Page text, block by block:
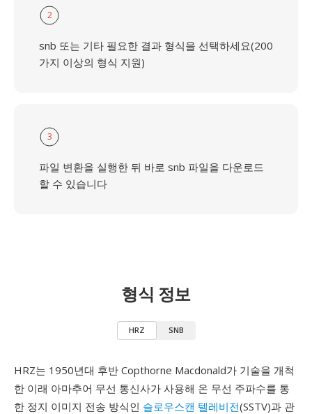
2
snb 또는 기타 필요한 결과 형식을 선택하세요(200
가지 이상의 형식 지원)
3
파일 변환을 실행한 뒤 바로 snb 파일을 다운로드
할 수 있습니다
형식 정보
HRZ SNB
HRZ는 1950년대 후반 Copthorne Macdonald가 기술을 개척
한 이래 아마추어 무선 통신사가 사용해 온 무선 주파수를 통
한 정지 이미지 전송 방식인 슬로우스캔 텔레비전(SSTV)과 관